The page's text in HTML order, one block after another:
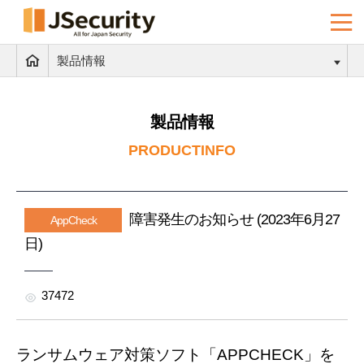
製品情報
製品情報
PRODUCTINFO
AppCheck
障害発生のお知らせ (2023年6月27
日)
37472
ランサムウェア対策ソフト「APPCHECK」を